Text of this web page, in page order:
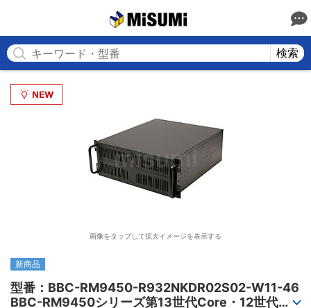
検索
画像をタップして拡大イメージを表示する
新商品
型番：BBC-RM9450-R932NKDR02S02-W11-46
BBC-RM9450シリーズ第13世代Core・12世代